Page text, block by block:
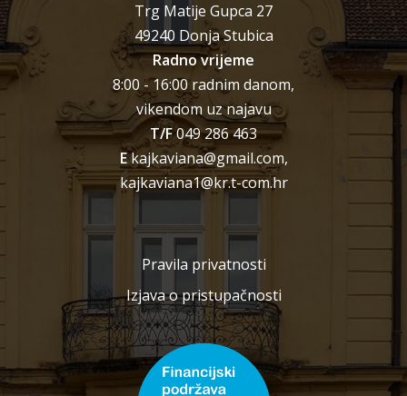
Trg Matije Gupca 27
49240 Donja Stubica
Radno vrijeme
8:00 - 16:00 radnim danom,
vikendom uz najavu
T/F049 286 463
Ekajkaviana@gmail.com,
kajkaviana1@kr.t-com.hr
Pravila privatnosti
Izjava o pristupačnosti